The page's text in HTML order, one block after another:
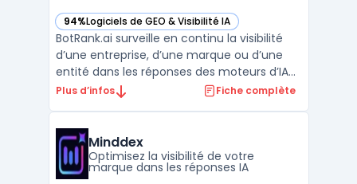
94%Logiciels de GEO & Visibilité IA
— voir BotRank.ai dans cette catégorie
BotRank.ai surveille en continu la visibilité
d’une entreprise, d’une marque ou d’une
entité dans les réponses des moteurs d’IA
générative comme ChatGPT, Gemini ou
marketing et aux chefs de produit présents
dans un contexte d’ ...
Plus d’infos Fiche complète
Minddex
Optimisez la visibilité de votre
marque dans les réponses IA